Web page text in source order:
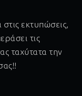
εκτυπώσεις,
τις
ταχύτατα την